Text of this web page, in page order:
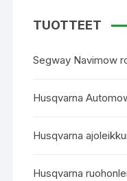
TUOTTEET
Segway Navimow
Husqvarna
Husqvarna
Husqvarna